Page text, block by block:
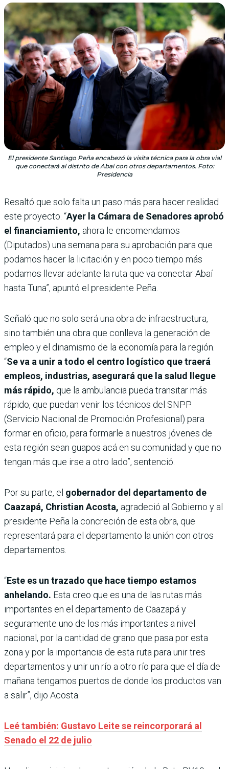
El presidente Santiago Peña encabezó la visita técnica para la obra vial
que conectará al distrito de Abaí con otros departamentos. Foto:
Presidencia
Resaltó que solo falta un paso más para hacer realidad
este proyecto. “Ayer la Cámara de Senadores aprobó
el financiamiento, ahora le encomendamos
(Diputados) una semana para su aprobación para que
podamos hacer la licitación y en poco tiempo más
podamos llevar adelante la ruta que va conectar Abaí
hasta Tuna”, apuntó el presidente Peña.
Señaló que no solo será una obra de infraestructura,
sino también una obra que conlleva la generación de
empleo y el dinamismo de la economía para la región.
“Se va a unir a todo el centro logístico que traerá
empleos, industrias, asegurará que la salud llegue
más rápido, que la ambulancia pueda transitar más
rápido, que puedan venir los técnicos del SNPP
(Servicio Nacional de Promoción Profesional) para
formar en oficio, para formarle a nuestros jóvenes de
esta región sean guapos acá en su comunidad y que no
tengan más que irse a otro lado”, sentenció.
Por su parte, el gobernador del departamento de
Caazapá, Christian Acosta, agradeció al Gobierno y al
presidente Peña la concreción de esta obra, que
representará para el departamento la unión con otros
departamentos.
“Este es un trazado que hace tiempo estamos
anhelando. Esta creo que es una de las rutas más
importantes en el departamento de Caazapá y
seguramente uno de los más importantes a nivel
nacional, por la cantidad de grano que pasa por esta
zona y por la importancia de esta ruta para unir tres
departamentos y unir un río a otro río para que el día de
mañana tengamos puertos de donde los productos van
a salir”, dijo Acosta.
Leé también: Gustavo Leite se reincorporará al
Senado el 22 de julio